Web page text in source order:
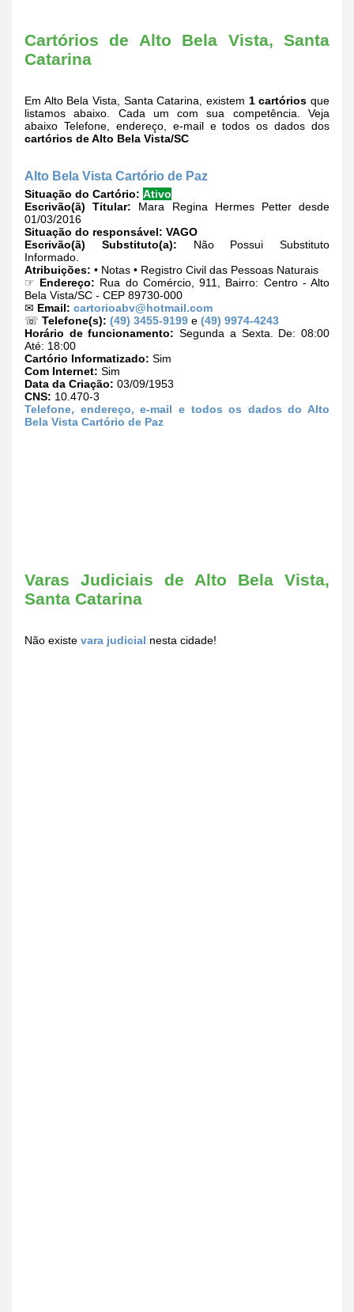
Cartórios de Alto Bela Vista, Santa
Catarina
Em Alto Bela Vista, Santa Catarina, existem 1 cartórios que
listamos abaixo. Cada um com sua competência. Veja
abaixo Telefone, endereço, e-mail e todos os dados dos
cartórios de Alto Bela Vista/SC
Alto Bela Vista Cartório de Paz
Situação do Cartório: Ativo
Escrivão(ã) Titular: Mara Regina Hermes Petter desde
01/03/2016
Situação do responsável: VAGO
Escrivão(ã) Substituto(a): Não Possui Substituto
Informado.
Atribuições: • Notas • Registro Civil das Pessoas Naturais
☞ Endereço: Rua do Comércio, 911, Bairro: Centro - Alto
Bela Vista/SC - CEP 89730-000
✉ Email: cartorioabv@hotmail.com
☏ Telefone(s): (49) 3455-9199 e (49) 9974-4243
Horário de funcionamento: Segunda a Sexta. De: 08:00
Até: 18:00
Cartório Informatizado: Sim
Com Internet: Sim
Data da Criação: 03/09/1953
CNS: 10.470-3
Telefone, endereço, e-mail e todos os dados do Alto
Bela Vista Cartório de Paz
Varas Judiciais de Alto Bela Vista,
Santa Catarina
Não existe vara judicial nesta cidade!